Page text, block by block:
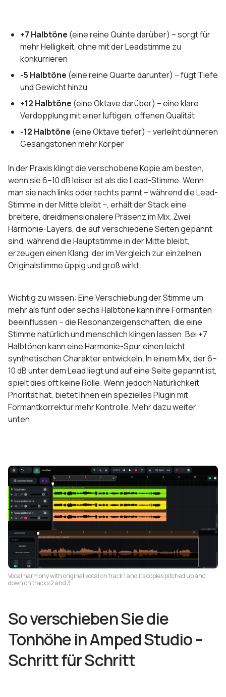
+7 Halbtöne (eine reine Quinte darüber) – sorgt für
mehr Helligkeit, ohne mit der Leadstimme zu
konkurrieren
-5 Halbtöne (eine reine Quarte darunter) – fügt Tiefe
und Gewicht hinzu
+12 Halbtöne (eine Oktave darüber) – eine klare
Verdopplung mit einer luftigen, offenen Qualität
-12 Halbtöne (eine Oktave tiefer) – verleiht dünneren
Gesangstönen mehr Körper
In der Praxis klingt die verschobene Kopie am besten,
wenn sie 6–10 dB leiser ist als die Lead-Stimme. Wenn
man sie nach links oder rechts pannt – während die Lead-
Stimme in der Mitte bleibt –, erhält der Stack eine
breitere, dreidimensionalere Präsenz im Mix. Zwei
Harmonie-Layers, die auf verschiedene Seiten gepannt
sind, während die Hauptstimme in der Mitte bleibt,
erzeugen einen Klang, der im Vergleich zur einzelnen
Originalstimme üppig und groß wirkt.
Wichtig zu wissen: Eine Verschiebung der Stimme um
mehr als fünf oder sechs Halbtöne kann ihre Formanten
beeinflussen – die Resonanzeigenschaften, die eine
Stimme natürlich und menschlich klingen lassen. Bei +7
Halbtönen kann eine Harmonie-Spur einen leicht
synthetischen Charakter entwickeln. In einem Mix, der 6–
10 dB unter dem Lead liegt und auf eine Seite gepannt ist,
spielt dies oft keine Rolle. Wenn jedoch Natürlichkeit
Priorität hat, bietet Ihnen ein spezielles Plugin mit
Formantkorrektur mehr Kontrolle. Mehr dazu weiter
unten.
Vocal harmony with original vocal on track 1 and its copies pitched up and
down on tracks 2 and 3
So verschieben Sie die
Tonhöhe in Amped Studio –
Schritt für Schritt